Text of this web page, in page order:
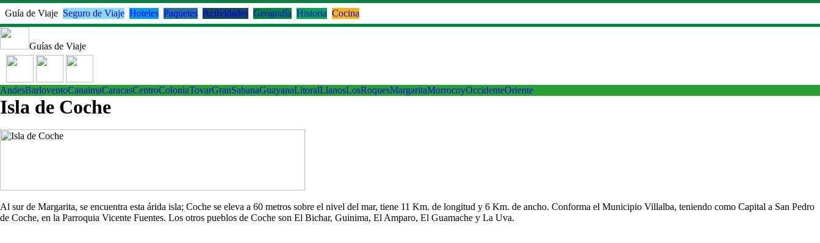
Guía de Viaje Seguro de Viaje Hoteles Paquetes Actividades Geografía Historia Cocina
Guías de Viaje
AndesBarloventoCanaimaCaracasCentroColoniaTovarGranSabanaGuayanaLitoralLlanosLosRoquesMargaritaMorrocoyOccidenteOriente
Isla de Coche
Al sur de Margarita, se encuentra esta árida isla; Coche se eleva a 60 metros sobre el nivel del mar, tiene 11 Km. de longitud y 6 Km. de ancho. Conforma el Municipio Villalba, teniendo como Capital a San Pedro
de Coche, en la Parroquia Vicente Fuentes. Los otros pueblos de Coche son El Bichar, Guinima, El Amparo, El Guamache y La Uva.